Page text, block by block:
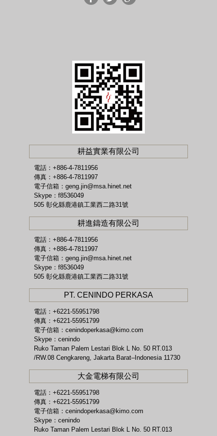
耕益實業有限公司
電話：+886-4-7811956
傳真：+886-4-7811997
電子信箱： geng.jin@msa.hinet.net
Skype：f8536049
505 彰化縣鹿港鎮工業西二路31號
耕進鑄造有限公司
電話：+886-4-7811956
傳真：+886-4-7811997
電子信箱： geng.jin@msa.hinet.net
Skype：f8536049
505 彰化縣鹿港鎮工業西二路31號
PT. CENINDO PERKASA
電話：+6221-55951798
傳真：+6221-55951799
電子信箱： cenindoperkasa@kimo.com
Skype：cenindo
Ruko Taman Palem Lestari Blok L No. 50 RT.013
/RW.08 Cengkareng, Jakarta Barat–Indonesia 11730
大金電梯有限公司
電話：+6221-55951798
傳真：+6221-55951799
電子信箱： cenindoperkasa@kimo.com
Skype：cenindo
Ruko Taman Palem Lestari Blok L No. 50 RT.013